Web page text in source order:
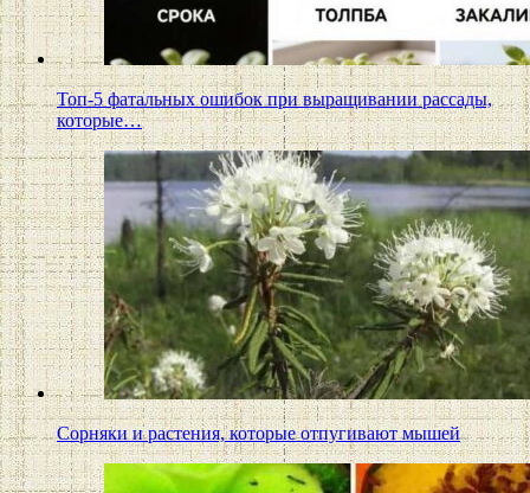
Топ-5 фатальных ошибок при выращивании рассады,
которые…
Сорняки и растения, которые отпугивают мышей